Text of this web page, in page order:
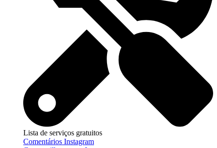
Lista de serviços gratuitos
Comentários Instagram